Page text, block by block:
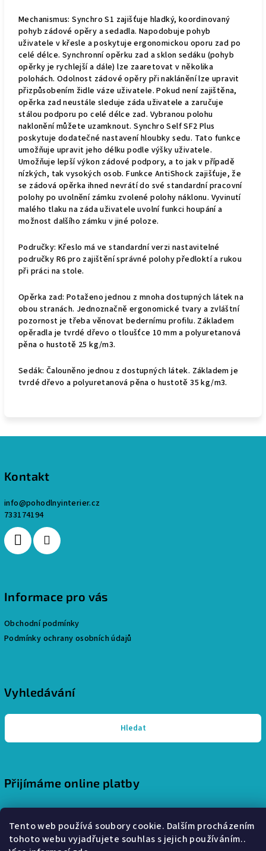
Tento web používá soubory cookie. Dalším procházením
tohoto webu vyjadřujete souhlas s jejich používáním..
Mechanismus: Synchro S1 zajišťuje hladký, koordinovaný
pohyb zádové opěry a sedadla. Napodobuje pohyb
uživatele v křesle a poskytuje ergonomickou oporu zad po
celé délce. Synchronní opěrku zad a sklon sedáku (pohyb
opěrky je rychlejší a dále) lze zaaretovat v několika
polohách. Odolnost zádové opěry při naklánění lze upravit
přizpůsobením židle váze uživatele. Pokud není zajištěna,
opěrka zad neustále sleduje záda uživatele a zaručuje
stálou podporu po celé délce zad. Vybranou polohu
naklonění můžete uzamknout. Synchro Self SF2 Plus
poskytuje dodatečné nastavení hloubky sedu. Tato funkce
umožňuje upravit jeho délku podle výšky uživatele.
Umožňuje lepší výkon zádové podpory, a to jak v případě
nízkých, tak vysokých osob. Funkce AntiShock zajišťuje, že
se zádová opěrka ihned nevrátí do své standardní pracovní
polohy po uvolnění zámku zvolené polohy náklonu. Vyvinutí
malého tlaku na záda uživatele uvolní funkci houpání a
možnost dalšího zámku v jiné poloze.
Područky: Křeslo má ve standardní verzi nastavitelné
područky R6 pro zajištění správné polohy předloktí a rukou
při práci na stole.
Opěrka zad: Potaženo jednou z mnoha dostupných látek na
obou stranách. Jednoznačně ergonomické tvary a zvláštní
pozornost je třeba věnovat bedernímu profilu. Základem
opěradla je tvrdé dřevo o tloušťce 10 mm a polyuretanová
pěna o hustotě 25 kg/m3.
Sedák: Čalouněno jednou z dostupných látek. Základem je
tvrdé dřevo a polyuretanová pěna o hustotě 35 kg/m3.
p
t
Kontakt
info@pohodlnyinterier.cz
733174194
Informace pro vás
Obchodní podmínky
Podmínky ochrany osobních údajů
Vyhledávání
Hledat
Přijímáme online platby